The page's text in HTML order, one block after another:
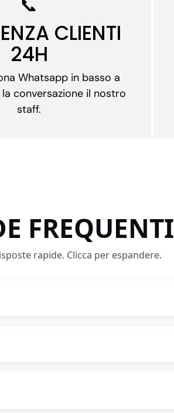
📞
CLIENTI
24H
Whatsapp in basso a
conversazione il nostro
staff.
FREQUENTI
rapide. Clicca per espandere.